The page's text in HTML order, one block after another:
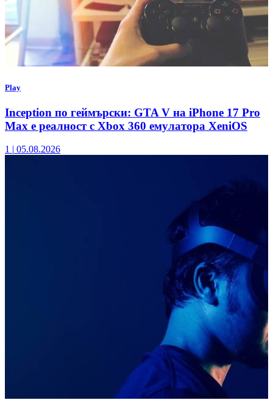
Play
Inception по геймърски: GTA V на iPhone 17 Pro
Max е реалност с Xbox 360 емулатора XeniOS
1 05.08.2026